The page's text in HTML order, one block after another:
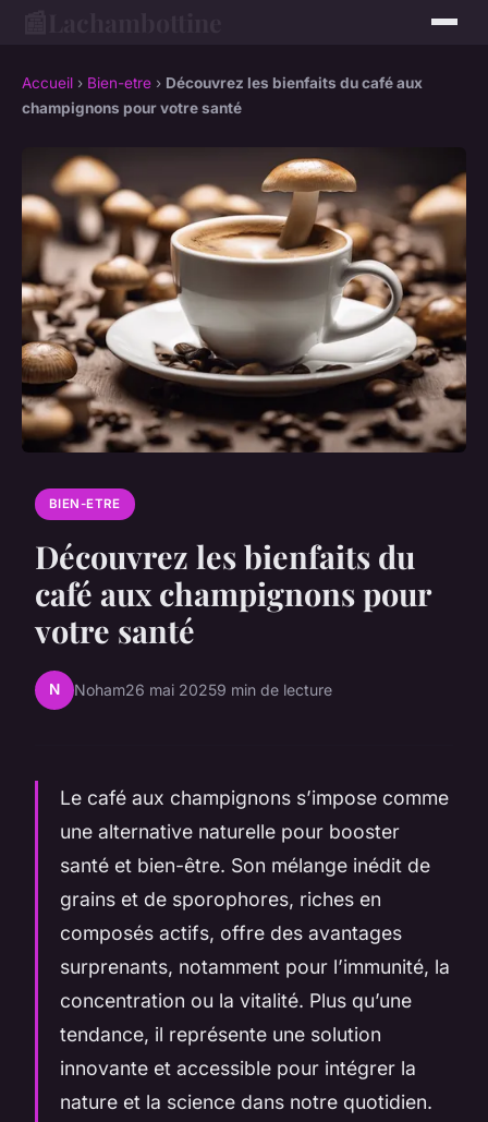
Accueil › Bien-etre › Découvrez les bienfaits du café aux
champignons pour votre santé
BIEN-ETRE
Découvrez les bienfaits du
café aux champignons pour
votre santé
N Noham26 mai 20259 min de lecture
Le café aux champignons s’impose comme
une alternative naturelle pour booster
santé et bien-être. Son mélange inédit de
grains et de sporophores, riches en
composés actifs, offre des avantages
surprenants, notamment pour l’immunité, la
concentration ou la vitalité. Plus qu’une
tendance, il représente une solution
innovante et accessible pour intégrer la
nature et la science dans notre quotidien.